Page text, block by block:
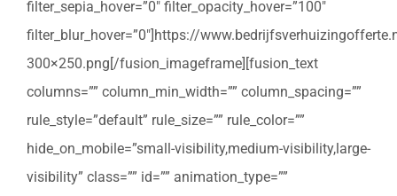
filter_sepia_hover=”0″ filter_opacity_hover=”100″
filter_blur_hover=”0″]https://
300×250.png[/fusion_imageframe][fusion_text
columns=”” column_min_width=”” column_spacing=””
rule_style=”default” rule_size=”” rule_color=””
hide_on_mobile=”small-visibility,medium-visibility,large-
visibility” class=”” id=”” animation_type=””